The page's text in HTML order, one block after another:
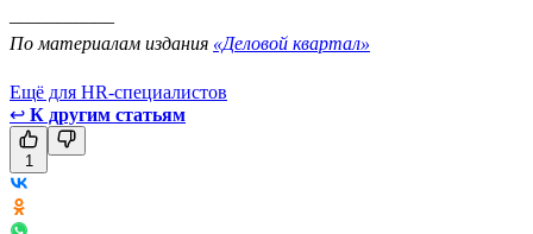
По материалам издания «Деловой квартал»
Ещё для HR-специалистов
↩ К другим статьям
1